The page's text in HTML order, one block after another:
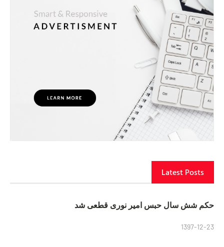
Latest Posts
حکم شش سال حبس امیر نوری قطعی شد
1397-12-23